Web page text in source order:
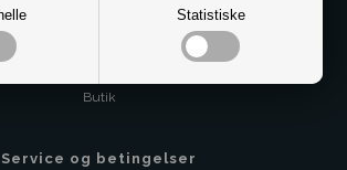
Statistiske
Butik
Service og betingelser